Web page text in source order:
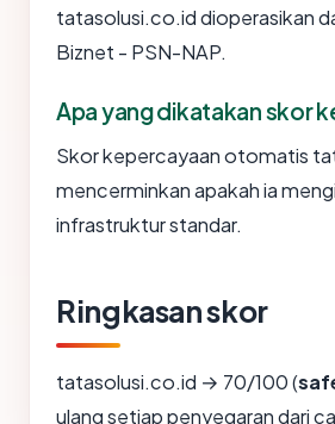
tatasolusi.co.id dioperasikan
Biznet - PSN-NAP.
Apa yang dikatakan skor
Skor kepercayaan otomatis
mencerminkan apakah ia
infrastruktur standar.
Ringkasan skor
tatasolusi.co.id → 70/100 (
ulang setiap penyegaran dari